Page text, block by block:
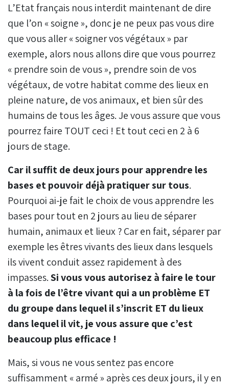
L’Etat français nous interdit maintenant de dire
que l’on « soigne », donc je ne peux pas vous dire
que vous aller « soigner vos végétaux » par
exemple, alors nous allons dire que vous pourrez
« prendre soin de vous », prendre soin de vos
végétaux, de votre habitat comme des lieux en
pleine nature, de vos animaux, et bien sûr des
humains de tous les âges. Je vous assure que vous
pourrez faire TOUT ceci ! Et tout ceci en 2 à 6
jours de stage.
Car il suffit de deux jours pour apprendre les
bases et pouvoir déjà pratiquer sur tous.
Pourquoi ai-je fait le choix de vous apprendre les
bases pour tout en 2 jours au lieu de séparer
humain, animaux et lieux ? Car en fait, séparer par
exemple les êtres vivants des lieux dans lesquels
ils vivent conduit assez rapidement à des
impasses.Si vous vous autorisez à faire le tour
à la fois de l’être vivant qui a un problème ET
du groupe dans lequel il s’inscrit ET du lieux
dans lequel il vit, je vous assure que c’est
beaucoup plus efficace !
Mais, si vous ne vous sentez pas encore
suffisamment « armé » après ces deux jours, il y en